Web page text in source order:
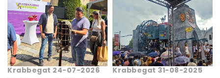
Krabbegat 24-07-2026 Krabbegat 31-08-2025